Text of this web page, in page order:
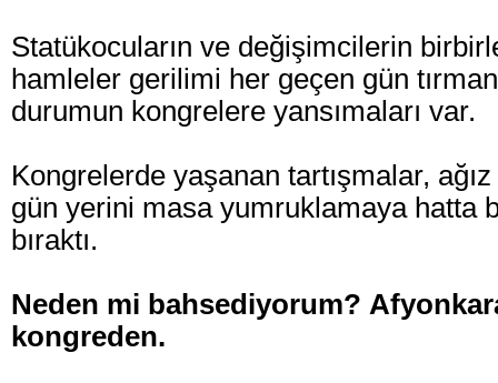
Statükocuların ve değişimcilerin
hamleler gerilimi her geçen gün
durumun kongrelere yansımaları var.
Kongrelerde yaşanan tartışmalar,
gün yerini masa yumruklamaya hatta
bıraktı.
Neden mi bahsediyorum?
kongreden.